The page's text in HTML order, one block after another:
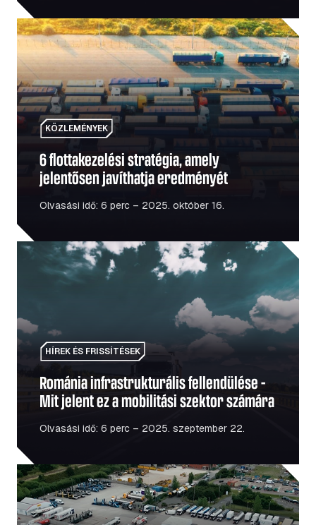
6 flottakezelési stratégia, amely jelentősen javíthatja
KÖZLEMÉNYEK
6 flottakezelési stratégia, amely
jelentősen javíthatja eredményét
Olvasási idő: 6 perc – 2025. október 16.
Románia infrastrukturális fellendülése – Mit jelent ez a
HÍREK ÉS FRISSÍTÉSEK
Románia infrastrukturális fellendülése –
Mit jelent ez a mobilitási szektor számára
Olvasási idő: 6 perc – 2025. szeptember 22.
A Formula Premier Truckstop kulisszái mögött: a cég